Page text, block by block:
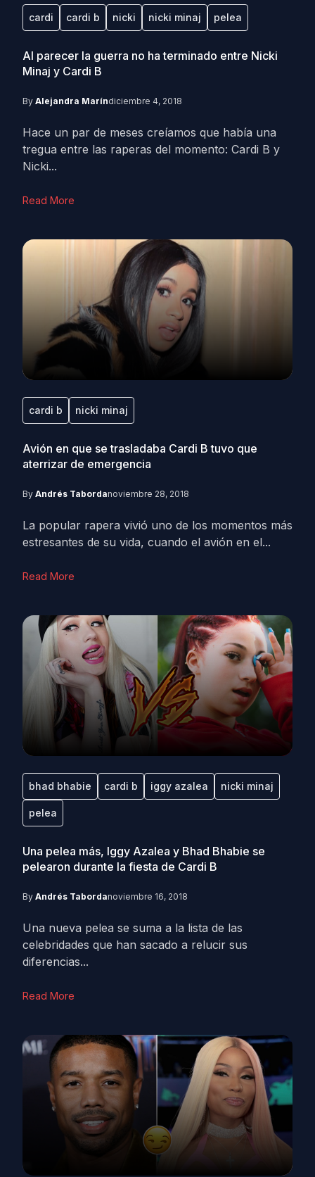
cardi cardi b nicki nicki minaj pelea
Al parecer la guerra no ha terminado entre Nicki
Minaj y Cardi B
By Alejandra Maríndiciembre 4, 2018
Hace un par de meses creíamos que había una
tregua entre las raperas del momento: Cardi B y
Nicki...
Read More
cardi b nicki minaj
Avión en que se trasladaba Cardi B tuvo que
aterrizar de emergencia
By Andrés Tabordanoviembre 28, 2018
La popular rapera vivió uno de los momentos más
estresantes de su vida, cuando el avión en el...
Read More
bhad bhabie cardi b iggy azalea nicki minaj
pelea
Una pelea más, Iggy Azalea y Bhad Bhabie se
pelearon durante la fiesta de Cardi B
By Andrés Tabordanoviembre 16, 2018
Una nueva pelea se suma a la lista de las
celebridades que han sacado a relucir sus
diferencias...
Read More